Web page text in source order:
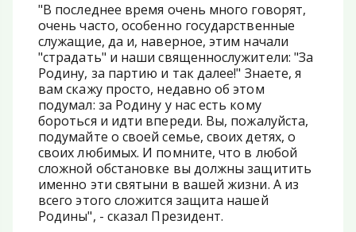
"В последнее время очень много говорят,
очень часто, особенно государственные
служащие, да и, наверное, этим начали
"страдать" и наши священнослужители: "За
Родину, за партию и так далее!" Знаете, я
вам скажу просто, недавно об этом
подумал: за Родину у нас есть кому
бороться и идти впереди. Вы, пожалуйста,
подумайте о своей семье, своих детях, о
своих любимых. И помните, что в любой
сложной обстановке вы должны защитить
именно эти святыни в вашей жизни. А из
всего этого сложится защита нашей
Родины", - сказал Президент.